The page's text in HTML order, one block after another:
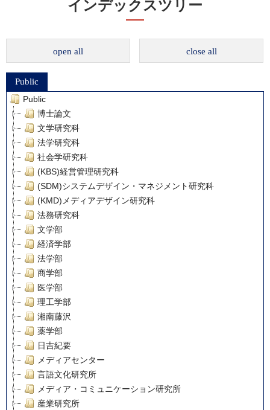
インデックスツリー
open all close all
Public
Public
博士論文
文学研究科
法学研究科
社会学研究科
(KBS)経営管理研究科
(SDM)システムデザイン・マネジメント研究科
(KMD)メディアデザイン研究科
法務研究科
文学部
経済学部
法学部
商学部
医学部
理工学部
湘南藤沢
薬学部
日吉紀要
メディアセンター
言語文化研究所
メディア・コミュニケーション研究所
産業研究所